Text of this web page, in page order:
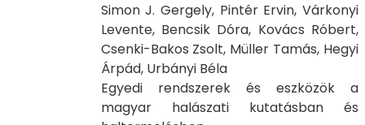
Simon J. Gergely, Pintér Ervin, Várkonyi
Levente, Bencsik Dóra, Kovács Róbert,
Csenki-Bakos Zsolt, Müller Tamás, Hegyi
Árpád, Urbányi Béla
Egyedi rendszerek és eszközök a
magyar halászati kutatásban és